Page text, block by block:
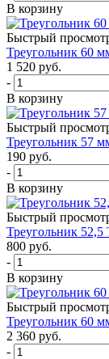
В корзину
Быстрый
Треугольник 60
1 520 руб.
-
В корзину
Быстрый
Треугольник 57
190 руб.
-
В корзину
Быстрый
Треугольник 52,5
800 руб.
-
В корзину
Быстрый
Треугольник 60
2 360 руб.
-